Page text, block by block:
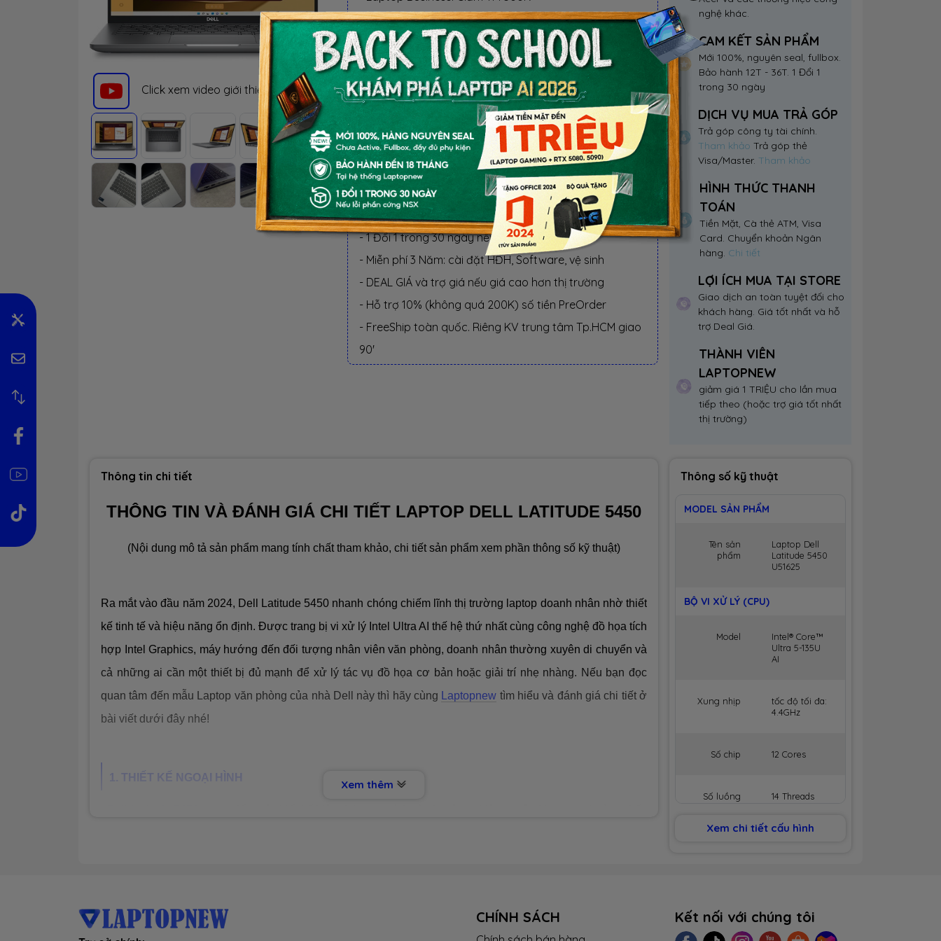
Click xem video giới thiệu
- Laptop RTX 5080, 5090: Giảm TM 1 TRIỆU
BỘ QUÀ TẶNG
QUÀ TẶNG ƯU ĐÃI (CHỌN 1 TRONG KM):
- KM1: Balo laptop, Mouse không dây, Mousepad
- KM2: Giảm tiền mặt 300.000 VND
Áp dụng: HS-SV, Giáo viên, NVVP
LỢI ÍCH KHI MUA TẠI LAPTOPNEW
- 1 Đổi 1 trong 30 ngày nếu lỗi phần cứng NSX
- Miễn phí 3 Năm: cài đặt HĐH, Software, vệ sinh
- DEAL GIÁ và trợ giá nếu giá cao hơn thị trường
- Hỗ trợ 10% (không quá 200K) số tiền PreOrder
- FreeShip toàn quốc. Riêng KV trung tâm Tp.HCM giao
90'
nghệ khác.
CAM KẾT SẢN PHẨM
Mới 100%, nguyên seal, fullbox.
Bảo hành 12T - 36T. 1 Đổi 1
trong 30 ngày
DỊCH VỤ MUA TRẢ GÓP
Trả góp công ty tài chính.
Tham khảoTrả góp thẻ
Visa/Master. Tham khảo
HÌNH THỨC THANH
TOÁN
Tiền Mặt, Cà thẻ ATM, Visa
Card. Chuyển khoản Ngân
hàng. Chi tiết
LỢI ÍCH MUA TẠI STORE
Giao dịch an toàn tuyệt đối cho
khách hàng. Giá tốt nhất và hỗ
trợ Deal Giá.
THÀNH VIÊN
LAPTOPNEW
giảm giá 1 TRIỆU cho lần mua
tiếp theo (hoặc trợ giá tốt nhất
thị trường)
Thông số kỹ thuật
MODEL SẢN PHẨM
Tên sản
phẩm
Laptop Dell
Latitude 5450
U51625
BỘ VI XỬ LÝ (CPU)
Model
Intel® Core™
Ultra 5-135U
AI
Xung nhịp
tốc độ tối đa:
4.4GHz
Số chip 12 Cores
Số luồng 14 Threads
Dung
lượng
16GB
Xem chi tiết cấu hình
Thông tin chi tiết
THÔNG TIN VÀ ĐÁNH GIÁ CHI TIẾT LAPTOP DELL LATITUDE 5450
(Nội dung mô tả sản phẩm mang tính chất tham khảo, chi tiết sản phẩm xem phần thông số kỹ thuật)
Ra mắt vào đầu năm 2024, Dell Latitude 5450 nhanh chóng chiếm lĩnh thị trường laptop doanh nhân nhờ thiết
kế tinh tế và hiệu năng ổn định. Được trang bị vi xử lý Intel Ultra AI thế hệ thứ nhất cùng công nghệ đồ họa tích
hợp Intel Graphics, máy hướng đến đối tượng nhân viên văn phòng, doanh nhân thường xuyên di chuyển và
cả những ai cần một thiết bị đủ mạnh để xử lý tác vụ đồ họa cơ bản hoặc giải trí nhẹ nhàng. Nếu bạn đọc
quan tâm đến mẫu Laptop văn phòng của nhà Dell này thì hãy cùng
Laptopnew tìm hiểu và đánh giá chi tiết ở
bài viết dưới đây nhé!
1. THIẾT KẾ NGOẠI HÌNH
- Một điểm cộng lớn về thiết kế của Latitude 5450 là việc sử dụng
vật liệu tái chếvàhợp kim cao cấp
Xem thêm
CHÍNH SÁCH Kết nối với chúng tôi